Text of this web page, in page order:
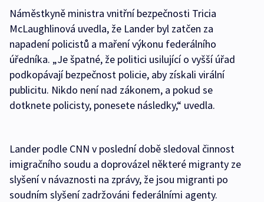
Náměstkyně ministra vnitřní bezpečnosti Tricia
McLaughlinová uvedla, že Lander byl zatčen za
napadení policistů a maření výkonu federálního
úředníka. „Je špatné, že politici usilující o vyšší úřad
podkopávají bezpečnost policie, aby získali virální
publicitu. Nikdo není nad zákonem, a pokud se
dotknete policisty, ponesete následky,“ uvedla.
Lander podle CNN v poslední době sledoval činnost
imigračního soudu a doprovázel některé migranty ze
slyšení v návaznosti na zprávy, že jsou migranti po
soudním slyšení zadržováni federálními agenty.